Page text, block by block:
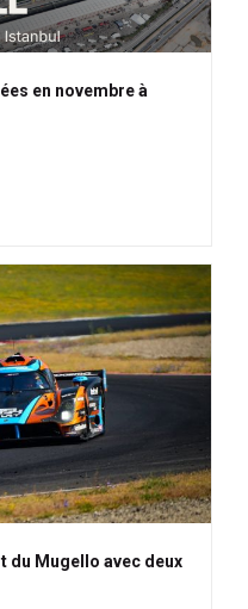
en novembre à
du Mugello avec deux